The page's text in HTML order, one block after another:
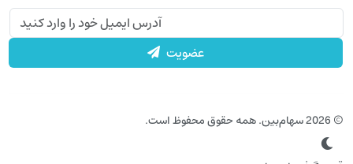
عضویت
© 2026 سهام‌بین. همه حقوق محفوظ است.